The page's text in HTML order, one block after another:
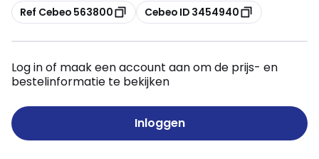
Kopiëren
Ref Cebeo 563800 Kopiëren
Cebeo ID 3454940
Log in of maak een account aan om de prijs- en
bestelinformatie te bekijken
Inloggen